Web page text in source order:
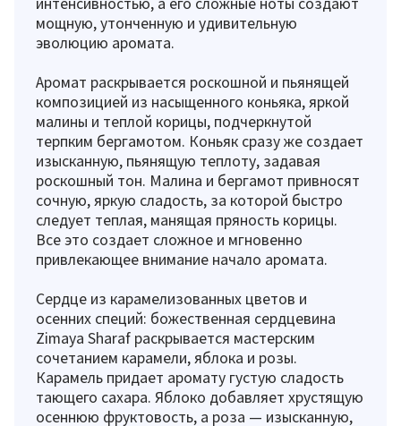
мощную, утонченную и удивительную
эволюцию аромата.
Аромат раскрывается роскошной и пьянящей
композицией из насыщенного коньяка, яркой
малины и теплой корицы, подчеркнутой
терпким бергамотом. Коньяк сразу же создает
изысканную, пьянящую теплоту, задавая
роскошный тон. Малина и бергамот привносят
сочную, яркую сладость, за которой быстро
следует теплая, манящая пряность корицы.
Все это создает сложное и мгновенно
привлекающее внимание начало аромата.
Сердце из карамелизованных цветов и
осенних специй: божественная сердцевина
Zimaya Sharaf раскрывается мастерским
сочетанием карамели, яблока и розы.
Карамель придает аромату густую сладость
тающего сахара. Яблоко добавляет хрустящую
осеннюю фруктовость, а роза — изысканную,